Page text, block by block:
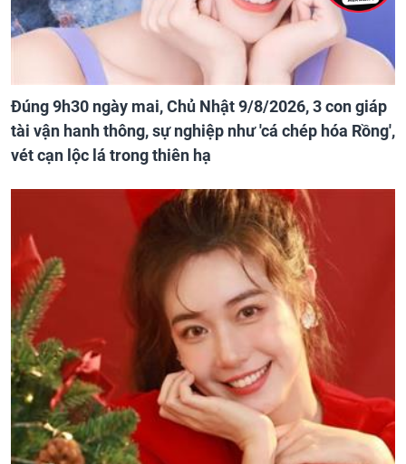
Đúng 9h30 ngày mai, Chủ Nhật 9/8/2026, 3 con giáp
tài vận hanh thông, sự nghiệp như 'cá chép hóa Rồng',
vét cạn lộc lá trong thiên hạ